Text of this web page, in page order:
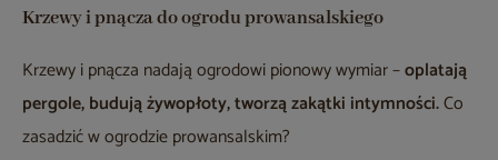
Krzewy i pnącza do ogrodu prowansalskiego
Krzewy i pnącza nadają ogrodowi pionowy wymiar –oplatają
pergole, budują żywopłoty, tworzą zakątki intymności.Co
zasadzić w ogrodzie prowansalskim?